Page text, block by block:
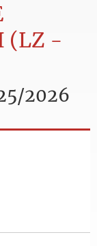
(LZ -
2026